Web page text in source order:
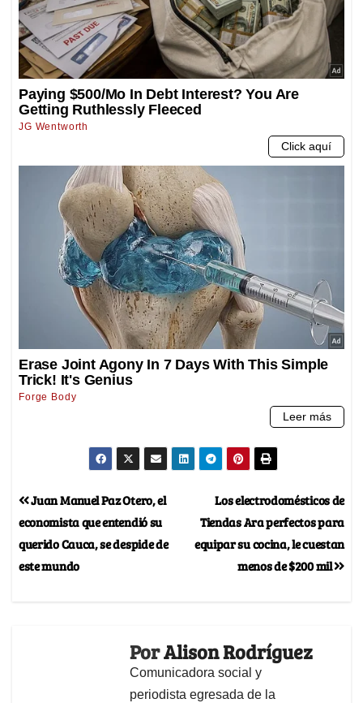
Los electrodomésticos de
Tiendas Ara perfectos para
equipar su cocina, le cuestan
menos de $200 mil
Juan Manuel Paz Otero, el
economista que entendió su
querido Cauca, se despide de
este mundo
PorAlison Rodríguez
Comunicadora social y
periodista egresada de la